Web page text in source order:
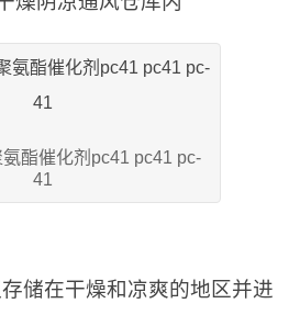
酯催化剂pc41 pc41 pc-
41
储在干燥和凉爽的地区并进